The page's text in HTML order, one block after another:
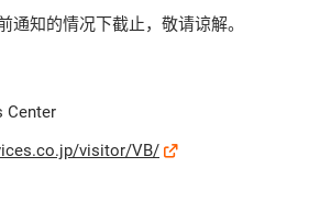
通知的情况下截止，敬请谅解。
Center
visitor/VB/